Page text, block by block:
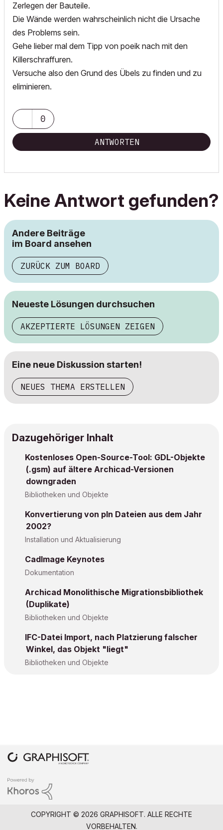
Zerlegen der Bauteile.
Die Wände werden wahrscheinlich nicht die Ursache
des Problems sein.
Gehe lieber mal dem Tipp von poeik nach mit den
Killerschraffuren.
Versuche also den Grund des Übels zu finden und zu
eliminieren.
0
ANTWORTEN
Keine Antwort gefunden?
Andere Beiträge
im Board ansehen
ZURÜCK ZUM BOARD
Neueste Lösungen durchsuchen
AKZEPTIERTE LÖSUNGEN ZEIGEN
Eine neue Diskussion starten!
NEUES THEMA ERSTELLEN
Dazugehöriger Inhalt
Kostenloses Open-Source-Tool: GDL-Objekte
(.gsm) auf ältere Archicad-Versionen
downgraden
Bibliotheken und Objekte
Konvertierung von pln Dateien aus dem Jahr
2002?
Installation und Aktualisierung
CadImage Keynotes
Dokumentation
Archicad Monolithische Migrationsbibliothek
(Duplikate)
Bibliotheken und Objekte
IFC-Datei Import, nach Platzierung falscher
Winkel, das Objekt "liegt"
Bibliotheken und Objekte
COPYRIGHT © 2026 GRAPHISOFT. ALLE RECHTE
VORBEHALTEN.